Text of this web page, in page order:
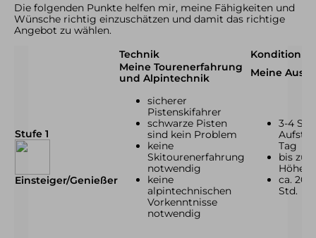
Die folgenden Punkte helfen mir, meine Fähigkeiten und
Wünsche richtig einzuschätzen und damit das richtige
Angebot zu wählen.
Technik
Kondition
Meine Tourenerfahrung
und Alpintechnik
Meine
Stufe 1
Einsteiger/Genießer
sicherer
Pistenskifahrer
schwarze Pisten
sind kein Problem
keine
Skitourenerfahrung
notwendig
keine
alpintechnischen
Vorkenntnisse
notwendig
3-4 Std.
Tag
bis zu
ca.
Std.